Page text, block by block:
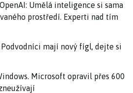
Umělá inteligence si sama
prostředí. Experti nad tím
mají nový fígl, dejte si
Microsoft opravil přes 600